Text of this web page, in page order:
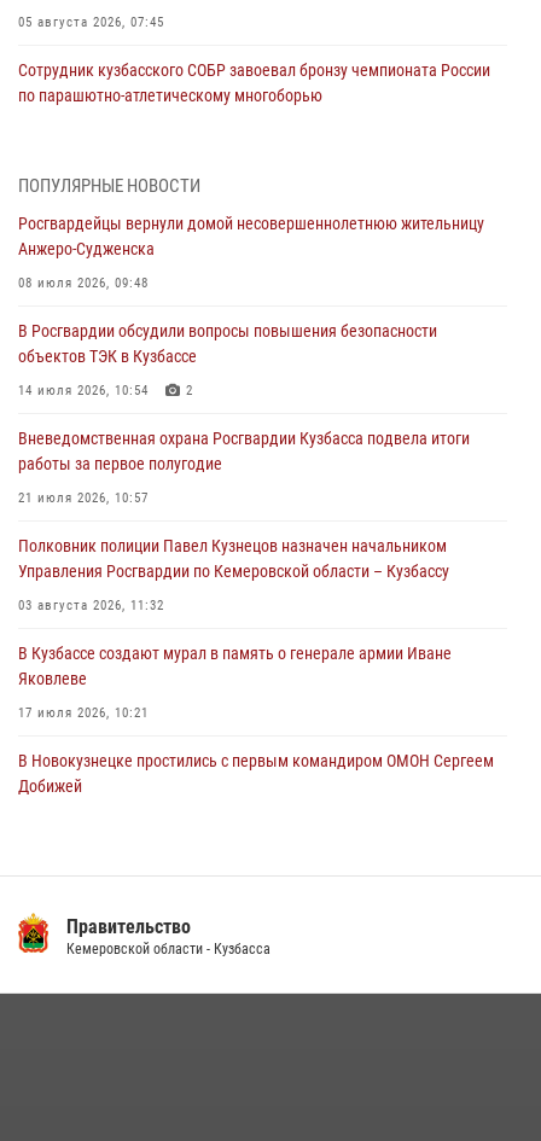
05 августа 2026, 07:45
Сотрудник кузбасского СОБР завоевал бронзу чемпионата России
по парашютно-атлетическому многоборью
Кузбассовцы высоко оценили качество предоставления
04 августа 2026, 09:42
Росгвардейцы помогли разыскать троих юных путешественников из
04 августа 2026, 08:42
Росгвардейцы задержали нарушителя общественного порядка в
Кемеровские росгвардейцы пресекли попытку хищения товара
ПОПУЛЯРНЫЕ НОВОСТИ
Росгвардейцы вернули домой несовершеннолетнюю жительницу
Анжеро-Судженска
08 июля 2026, 09:48
В Росгвардии обсудили вопросы повышения безопасности
объектов ТЭК в Кузбассе
14 июля 2026, 10:54 2
Вневедомственная охрана Росгвардии Кузбасса подвела итоги
работы за первое полугодие
21 июля 2026, 10:57
Полковник полиции Павел Кузнецов назначен начальником
Управления Росгвардии по Кемеровской области – Кузбассу
03 августа 2026, 11:32
В Кузбассе создают мурал в память о генерале армии Иване
Яковлеве
17 июля 2026, 10:21
В Новокузнецке простились с первым командиром ОМОН Сергеем
Добижей
14 июля 2026, 08:52 1
Правительство
Кемеровской области - Кузбасса